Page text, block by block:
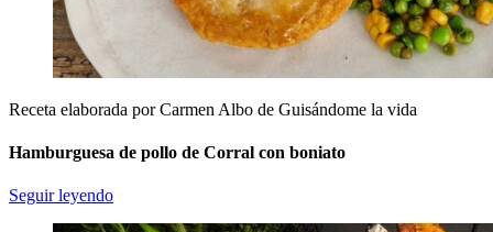
Receta elaborada por Carmen Albo de Guisándome la vida
Hamburguesa de pollo de Corral con boniato
Seguir leyendo